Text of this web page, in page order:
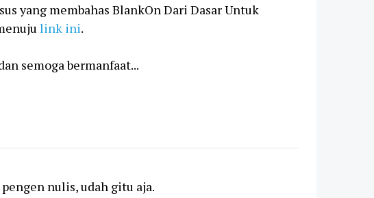
yang membahas BlankOn Dari Dasar Untuk
link ini.
semoga bermanfaat...
nulis, udah gitu aja.